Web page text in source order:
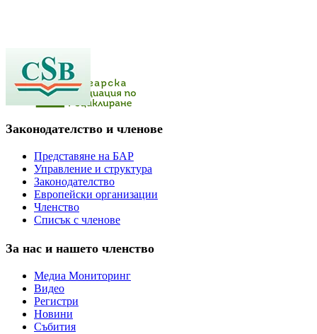
Законодателство и членове
Представяне на БАР
Управление и структура
Законодателство
Европейски организации
Членство
Списък с членове
За нас и нашето членство
Медиа Мониторинг
Видео
Регистри
Новини
Събития